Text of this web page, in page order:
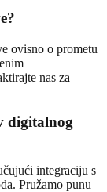
ovisno o prometu
nas za
digitalnog
integraciju s
Pružamo punu